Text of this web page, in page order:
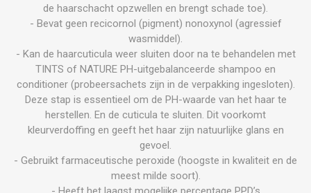
de haarschacht opzwellen en brengt schade toe).
- Bevat geen recicornol (pigment) nonoxynol (agressief
wasmiddel).
- Kan de haarcuticula weer sluiten door na te behandelen met
TINTS of NATURE PH-uitgebalanceerde shampoo en
conditioner (probeersachets zijn in de verpakking ingesloten).
Deze stap is essentieel om de PH-waarde van het haar te
herstellen. En de cuticula te sluiten. Dit voorkomt
kleurverdoffing en geeft het haar zijn natuurlijke glans en
gevoel.
- Gebruikt farmaceutische peroxide (hoogste in kwaliteit en de
meest milde soort).